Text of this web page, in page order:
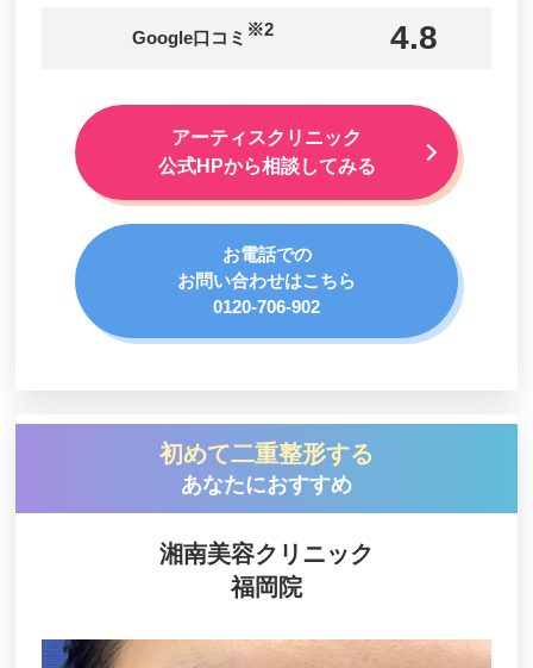
ビスポーククリニック
品川美容外科福岡院
箱崎どいクリニック
原口クリニック
ゆめビューティークリニック
東京美容外科 福岡院
清美会クリニック
クララ美容皮膚科 福岡天神院
男たちの美容外科 福岡院
ハルスクリニック
つつい皮ふ科形成外科クリニック
ユア美容クリニック（福岡院）
Google口コミ ※2 4.8
アーティスクリニック
公式HPから相談してみる
お電話での
お問い合わせはこちら
0120-706-902
初めて二重整形する
あなたにおすすめ
湘南美容クリニック
福岡院